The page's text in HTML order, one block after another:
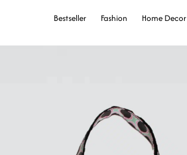
Bestseller Fashion Home Decor